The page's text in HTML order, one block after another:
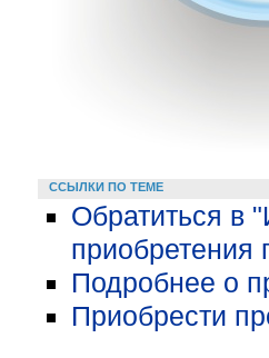
ССЫЛКИ ПО ТЕМЕ
Обратиться в
приобретения
Подробнее о
Приобрести